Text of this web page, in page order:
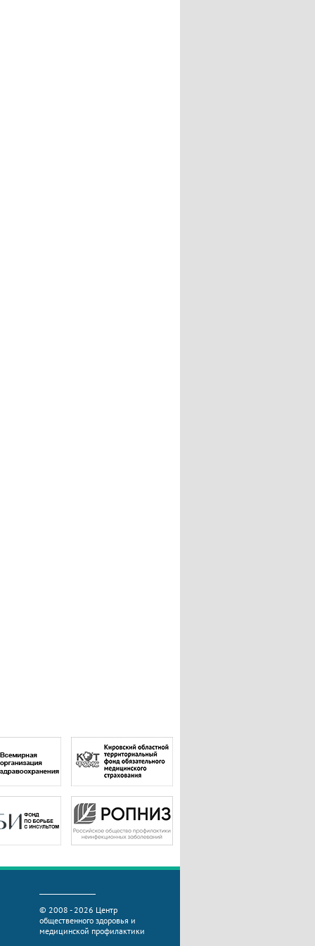
© 2008 - 2026 Центр
общественного здоровья и
медицинской профилактики